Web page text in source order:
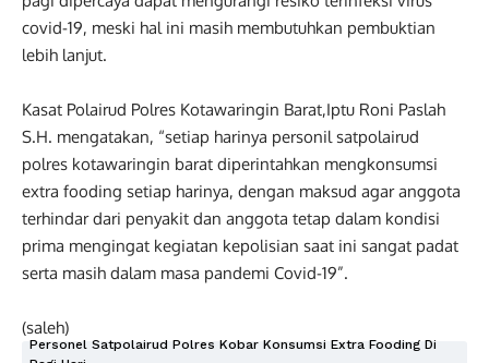
covid-19, meski hal ini masih membutuhkan pembuktian
lebih lanjut.
Kasat Polairud Polres Kotawaringin Barat,Iptu Roni Paslah
S.H. mengatakan, “setiap harinya personil satpolairud
polres kotawaringin barat diperintahkan mengkonsumsi
extra fooding setiap harinya, dengan maksud agar anggota
terhindar dari penyakit dan anggota tetap dalam kondisi
prima mengingat kegiatan kepolisian saat ini sangat padat
serta masih dalam masa pandemi Covid-19”.
(saleh)
Personel Satpolairud Polres Kobar Konsumsi Extra Fooding Di